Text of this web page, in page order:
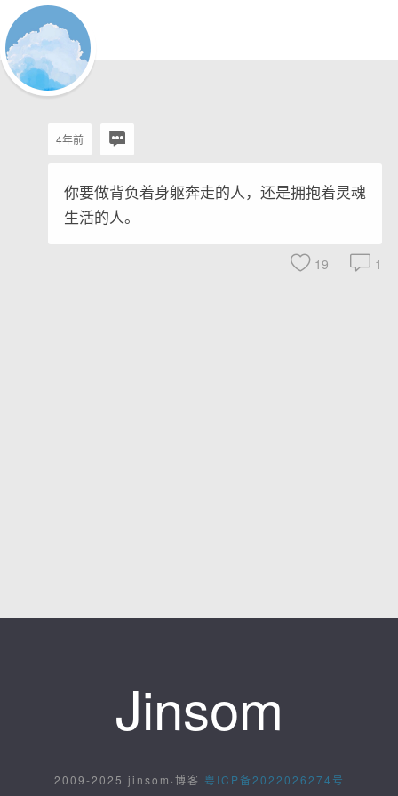
4年前
你要做背负着身躯奔走的人，还是拥抱着灵魂
生活的人。
19 1
Jinsom
2009-2025 jinsom·博客 粤ICP备2022026274号